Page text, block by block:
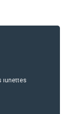
lunettes